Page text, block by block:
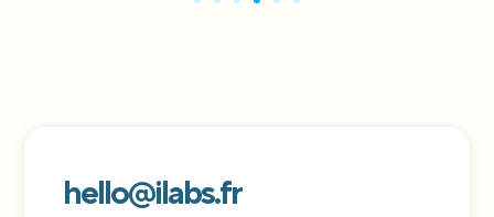
hello@ilabs.fr